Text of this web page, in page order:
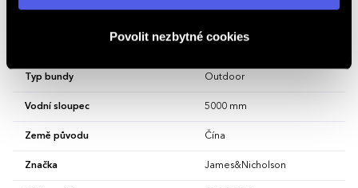
Povolit nezbytné cookies
Typ bundy Outdoor
Vodní sloupec 5000 mm
Země původu Čína
Značka James&Nicholson